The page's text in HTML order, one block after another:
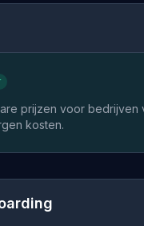
prijzen voor bedrijven
kosten.